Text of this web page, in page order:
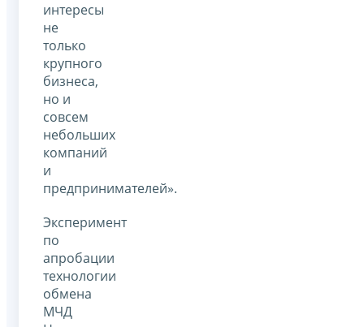
интересы
не
только
крупного
бизнеса,
но и
совсем
небольших
компаний
и
предпринимателей».
Эксперимент
по
апробации
технологии
обмена
МЧД